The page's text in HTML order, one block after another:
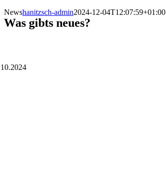
Newshanitzsch-admin2024-12-04T12:07:59+01:00
Was gibts neues?
10.2024